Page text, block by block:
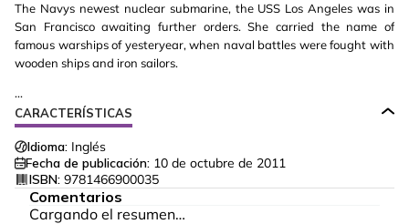
The Navys newest nuclear submarine, the USS Los Angeles was in
San Francisco awaiting further orders. She carried the name of
famous warships of yesteryear, when naval battles were fought with
wooden ships and iron sailors.
...
CARACTERÍSTICAS
Idioma: Inglés
Fecha de publicación: 10 de octubre de 2011
ISBN: 9781466900035
Comentarios
Cargando el resumen…